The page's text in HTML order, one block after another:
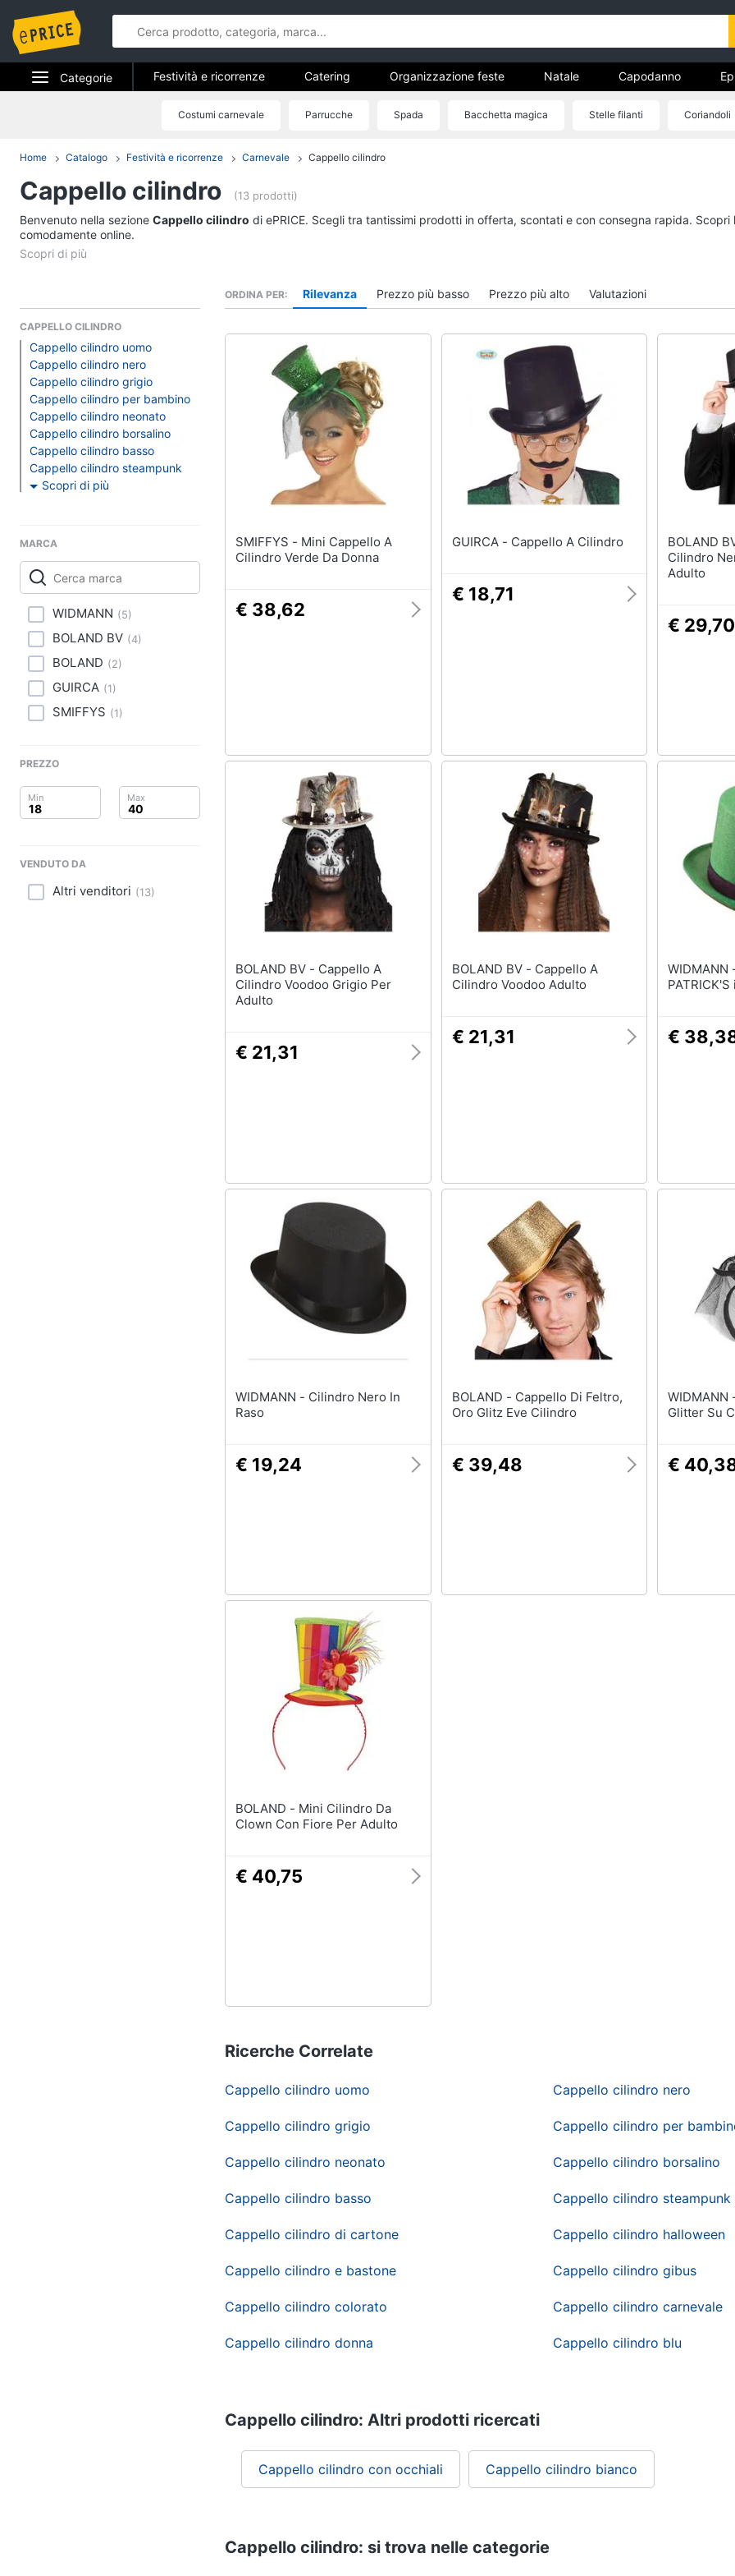
Categorie
Telefonia
Tv e Home Cinema
Smart home
Audio e musica
Clima
Arredo
Brico e Giardinaggio
Salute e igiene
Prima infanzia
Casalinghi
Festività e ricorrenze
Festività e ricorrenze
Catering
Vedi tutti Vedi tutti Vedi tutti
Nerf
Dinosauri
Barbie
Puzzle
Regali di Natale per lui
Regali di Natale per lei
Regali di natale per teenager
Regali di Natale per arredare
Vedi tutti
Per chi ama le
Per gli amanti della
Per gli amanti della
Regali per la festa del papà
Per gli amanti della tecnologia
Per gli amanti della moda
Regali festa della mamma
Per le mamme amanti della
Halloween
Zucca Halloween
Maschera per
Unghie finte
Festività e ricorrenze Catering Organizzazione feste Natale Capodanno
Costumi carnevale Parrucche Spada Bacchetta magica Stelle filanti Coriandoli
Home Catalogo Festività e ricorrenze Carnevale Cappello cilindro
Cappello cilindro (13 prodotti)
Benvenuto nella sezione Cappello cilindro di ePRICE. Scegli tra tantissimi prodotti in offerta, scontati e con consegna rapida.
comodamente online.
CAPPELLO CILINDRO
Cappello cilindro uomo
Cappello cilindro nero
Cappello cilindro grigio
Cappello cilindro per bambino
Cappello cilindro neonato
Cappello cilindro borsalino
Cappello cilindro basso
Cappello cilindro steampunk
Scopri di più
MARCA
WIDMANN (5)
BOLAND BV (4)
BOLAND (2)
GUIRCA (1)
SMIFFYS (1)
PREZZO
VENDUTO DA
Altri venditori (13)
ORDINA PER Rilevanza Prezzo più basso Prezzo più alto Valutazioni
SMIFFYS - Mini Cappello A
Cilindro Verde Da Donna
€ 38,62
GUIRCA - Cappello A Cilindro
€ 18,71
BOLAND BV -
Cilindro
Adulto
€ 29,70
BOLAND BV - Cappello A
Cilindro Voodoo Grigio Per
Adulto
€ 21,31
BOLAND BV - Cappello A
Cilindro Voodoo Adulto
€ 21,31
WIDMANN - CILINDRO
€
WIDMANN - Cilindro Nero In
Raso
€ 19,24
BOLAND - Cappello Di Feltro,
Oro Glitz Eve Cilindro
€ 39,48
WIDMANN - Mini Cilindro
Glitter Su
€
BOLAND - Mini Cilindro Da
Clown Con Fiore Per Adulto
€ 40,75
Ricerche Correlate
Cappello cilindro uomo Cappello cilindro nero
Cappello cilindro grigio Cappello cilindro per
Cappello cilindro neonato Cappello cilindro borsalino
Cappello cilindro basso Cappello cilindro steampunk
Cappello cilindro di cartone Cappello cilindro halloween
Cappello cilindro e bastone Cappello cilindro gibus
Cappello cilindro colorato Cappello cilindro carnevale
Cappello cilindro donna Cappello cilindro blu
Cappello cilindro: Altri prodotti ricercati
Cappello cilindro con occhiali Cappello cilindro bianco
Cappello cilindro: si trova nelle categorie